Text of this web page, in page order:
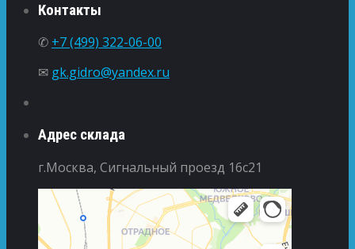
Контакты
✆ +7 (499) 322-06-00
✉ gk.gidro@yandex.ru
Адрес склада
г.Москва, Сигнальный проезд 16с21